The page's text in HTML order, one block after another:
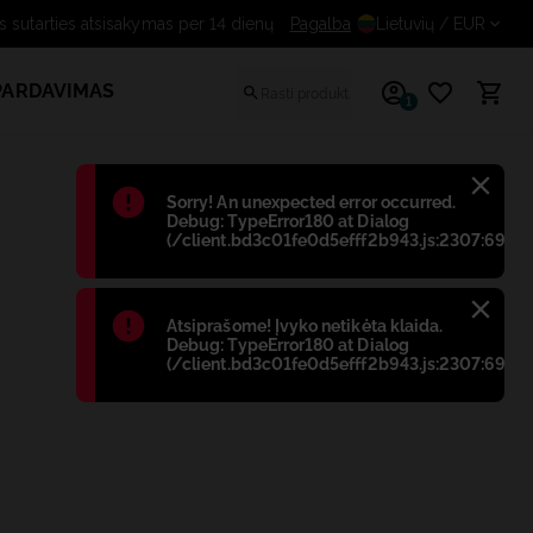
Błąd:
Sorry! An unexpected error occurred.
Debug: TypeError180 at Dialog
(/client.bd3c01fe0d5efff2b943.js:2307:698)
Błąd:
Atsiprašome! Įvyko netikėta klaida.
Debug: TypeError180 at Dialog
(/client.bd3c01fe0d5efff2b943.js:2307:698)
Nemokamas sutarties atsisakymas per 14
Pagalba Lietuvių / EUR
1